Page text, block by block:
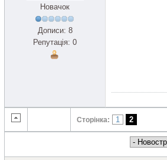
Новачок
Дописи: 8
Репутація: 0
Сторінка: 1 2